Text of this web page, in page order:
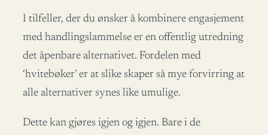
I tilfeller, der du ønsker å kombinere engasjement
med handlingslammelse er en offentlig utredning
det åpenbare alternativet. Fordelen med
‘hvitebøker’ er at slike skaper så mye forvirring at
alle alternativer synes like umulige.
Dette kan gjøres igjen og igjen. Bare i de